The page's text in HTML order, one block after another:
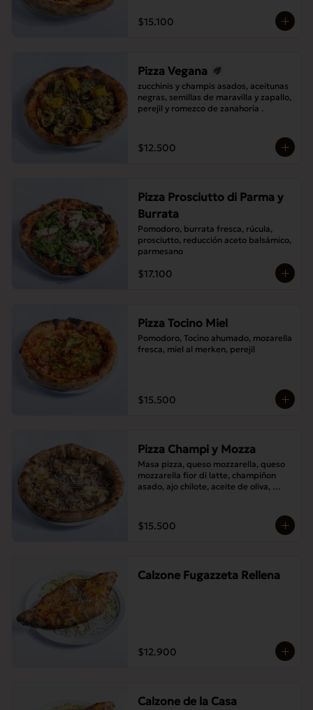
$15.100
Pizza Vegana
zucchinis y champis asados, aceitunas
negras, semillas de maravilla y zapallo,
perejil y romezco de zanahoria .
$12.500
Pizza Prosciutto di Parma y
Burrata
Pomodoro, burrata fresca, rúcula,
prosciutto, reducción aceto balsámico,
parmesano
$17.100
Pizza Tocino Miel
Pomodoro, Tocino ahumado, mozarella
fresca, miel al merken, perejil
$15.500
Pizza Champi y Mozza
Masa pizza, queso mozzarella, queso
mozzarella fior di latte, champiñon
asado, ajo chilote, aceite de oliva,
$15.500
Calzone Fugazzeta Rellena
$12.900
Calzone de la Casa